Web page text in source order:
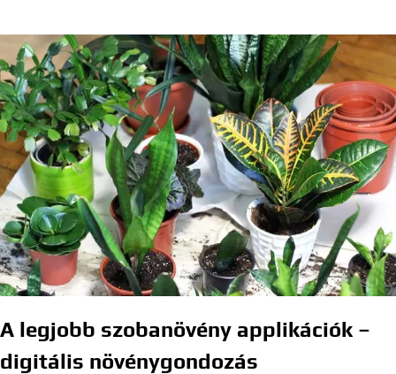
A legjobb szobanövény applikációk –
digitális növénygondozás